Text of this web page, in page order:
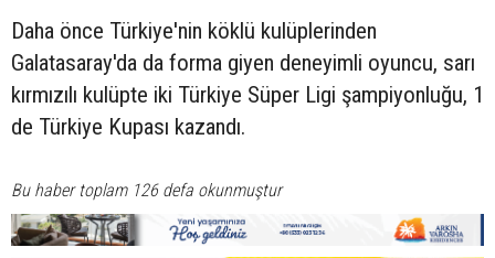
Daha önce Türkiye'nin köklü kulüplerinden
Galatasaray'da da forma giyen deneyimli oyuncu, sarı
kırmızılı kulüpte iki Türkiye Süper Ligi şampiyonluğu, 1
de Türkiye Kupası kazandı.
Bu haber toplam 126 defa okunmuştur